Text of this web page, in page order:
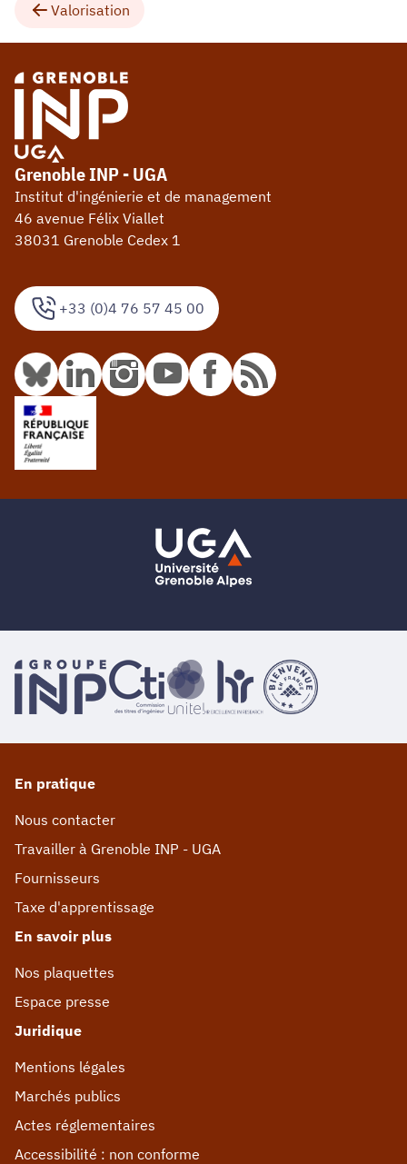
Valorisation
+33 (0)4 76 57 45 00
Grenoble INP - UGA
Institut d'ingénierie et de management
46 avenue Félix Viallet
38031 Grenoble Cedex 1
En pratique
Nous contacter
Travailler à Grenoble INP - UGA
Fournisseurs
Taxe d'apprentissage
En savoir plus
Nos plaquettes
Espace presse
Juridique
Mentions légales
Marchés publics
Actes réglementaires
Accessibilité : non conforme